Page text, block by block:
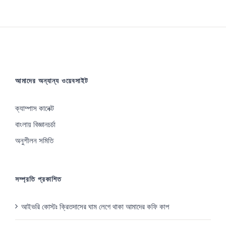
আমাদের অন্যান্য ওয়েবসাইট
ক্যাম্পাস কানেক্ট
বাংলায় বিজ্ঞানচর্চা
অনুশীলন সমিতি
সম্প্রতি প্রকাশিত
আইভরি কোস্টঃ ক্রিতদাসের ঘাম লেগে থাকা আমাদের কফি কাপ